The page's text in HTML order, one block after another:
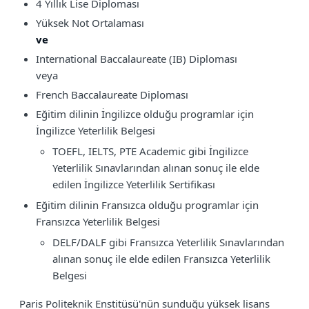
4 Yıllık Lise Diploması
Yüksek Not Ortalaması
ve
International Baccalaureate (IB) Diploması
veya
French Baccalaureate Diploması
Eğitim dilinin İngilizce olduğu programlar için
İngilizce Yeterlilik Belgesi
TOEFL, IELTS, PTE Academic gibi İngilizce
Yeterlilik Sınavlarından alınan sonuç ile elde
edilen İngilizce Yeterlilik Sertifikası
Eğitim dilinin Fransızca olduğu programlar için
Fransızca Yeterlilik Belgesi
DELF/DALF gibi Fransızca Yeterlilik Sınavlarından
alınan sonuç ile elde edilen Fransızca Yeterlilik
Belgesi
Paris Politeknik Enstitüsü'nün sunduğu yüksek lisans